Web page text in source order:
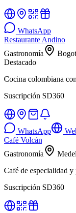
WhatsApp
Restaurante Andino
Gastronomía
Destacado
Cocina colombiana
Suscripción SD360
WhatsApp
Café Volcán
Gastronomía
Café de especialidad
Suscripción SD360